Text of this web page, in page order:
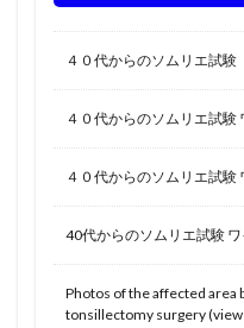
４０代からのソムリエ試
４０代からのソムリエ試
４０代からのソムリエ試
40代からのソムリエ試験
Photos of the affected area
tonsillectomy surgery